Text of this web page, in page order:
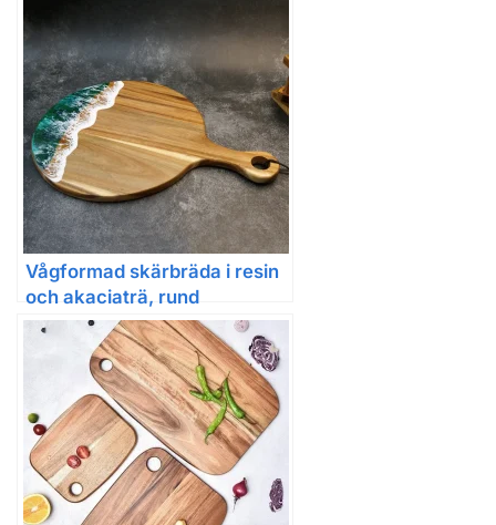
Handgjord skärbräda i
akaciaträ med resinvåg och
havsmönster
Vågformad skärbräda i resin
och akaciaträ, rund
serveringsbräda